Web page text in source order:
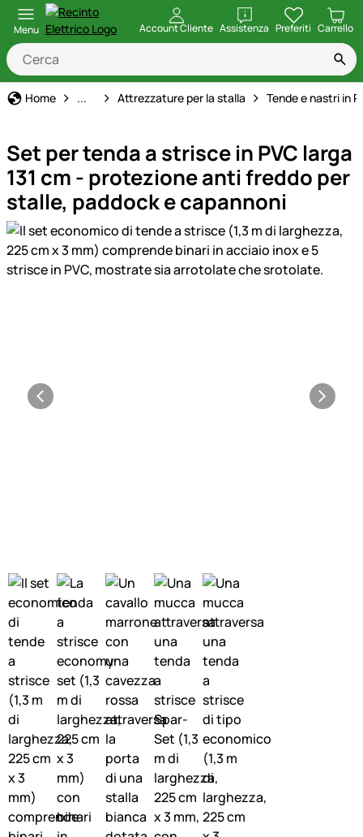
Menu Account Cliente Assistenza
apri Preferiti Carrello
Home Stalle ed Allevamenti di Animali
... Attrezzature per la stalla Tende e nastri in
Set per tenda a strisce in PVC larga
131 cm - protezione anti freddo per
stalle, paddock e capannoni
Galleria prodotti